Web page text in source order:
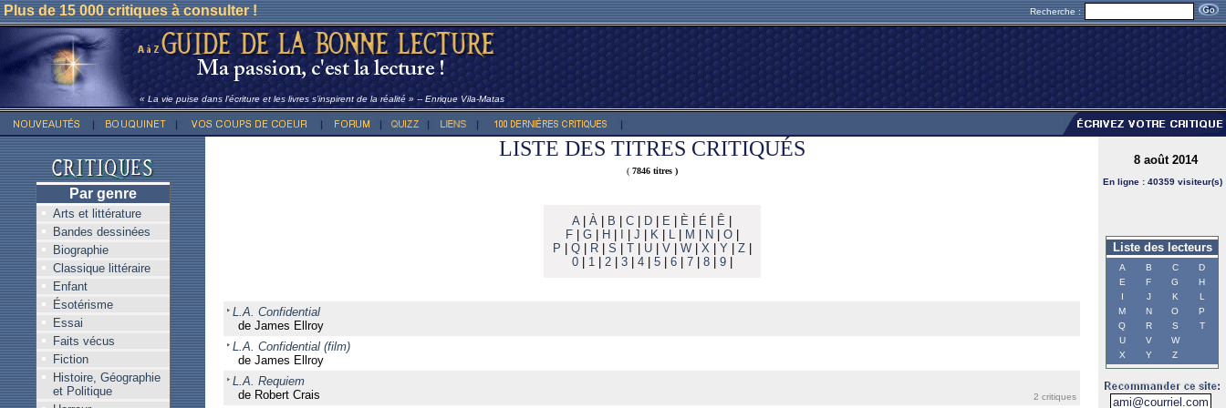
Plus de 15 000 critiques à consulter ! Recherche :
« La vie puise dans l’écriture et les livres s’inspirent de la réalité » -- Enrique Vila-Matas
Par genre
Arts et littérature
Bandes dessinées
Biographie
Classique littéraire
Enfant
Ésotérisme
Essai
Faits vécus
Fiction
Histoire, Géographie
et Politique
LISTE DES TITRES CRITIQUÉS
( 7846 titres )
A| À B C D E È É Ê
F| G| H J K| L| M N O|
P
Q| R| S T| U| V| W| X| Y| Z|
0| 1| 2| 3| 4| 5| 6| 7| 8| 9|
L.A. Confidential
de James Ellroy
L.A. Confidential (film)
de James Ellroy
L.A. Requiem
de Robert Crais
2 critiques
8 août 2014
En ligne : 40359 visiteur(s)
Liste des lecteurs
A B C
D
E
F G
H
I
J K
L
M
N O
P
Q
R S
T
U
V
W
X
Y Z